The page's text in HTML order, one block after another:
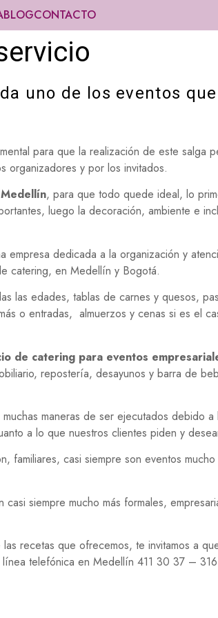
BLOGCONTACTO
uno de los eventos
para que la realización de este salga
organizadores y por los invitados.
, para que todo quede ideal, lo
luego la decoración, ambiente e
empresa dedicada a la organización y
catering, en Medellín y Bogotá.
las edades, tablas de carnes y quesos,
o entradas, almuerzos y cenas si es el
de catering para eventos
repostería, desayunos y barra de
maneras de ser ejecutados debido a
a lo que nuestros clientes piden y
familiares, casi siempre son eventos mucho
casi siempre mucho más formales,
recetas que ofrecemos, te invitamos a
línea telefónica en Medellín 411 30 37 –